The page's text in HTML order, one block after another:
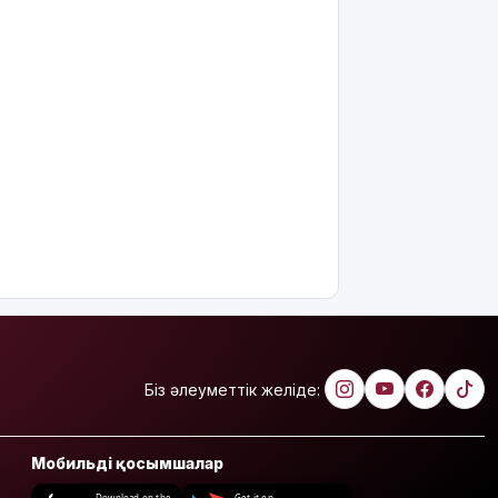
Біз әлеуметтік желіде:
Мобильді қосымшалар